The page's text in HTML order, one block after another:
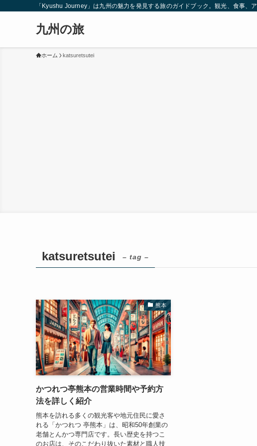
「Kyushu Journey」は九州の魅力を発見する旅のガイドブック。観光、食事、
九州の旅
ホーム katsuretsutei
katsuretsutei – tag –
熊本
かつれつ亭熊本の営業時間や予約方
法を詳しく紹介
熊本を訪れる多くの観光客や地元住民に愛さ
れる「かつれつ 亭熊本」は、昭和50年創業の
老舗とんかつ専門店です。長い歴史を持つこ
のお店は、そのこだわり抜いた素材と職人技